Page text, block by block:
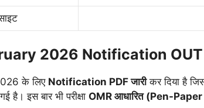
2026 Notification OUT
के लिए Notification PDF जारीकर दिया है
है। इस बार भी परीक्षा OMR आधारित (Pen-